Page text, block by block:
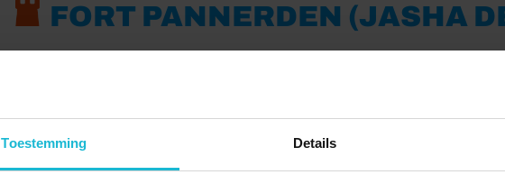
Toestemming Details
FORT PANNERDEN (JASHA